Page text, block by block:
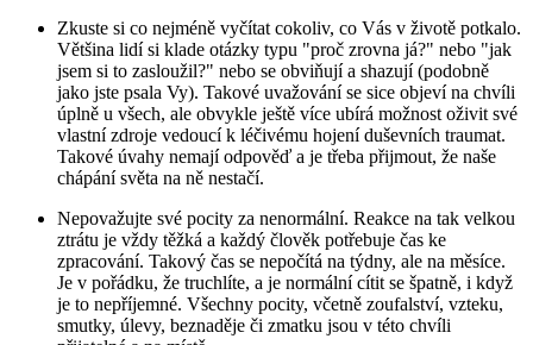
Zkuste si co nejméně vyčítat cokoliv, co Vás v životě potkalo.
Většina lidí si klade otázky typu "proč zrovna já?" nebo "jak
jsem si to zasloužil?" nebo se obviňují a shazují (podobně
jako jste psala Vy). Takové uvažování se sice objeví na chvíli
úplně u všech, ale obvykle ještě více ubírá možnost oživit své
vlastní zdroje vedoucí k léčivému hojení duševních traumat.
Takové úvahy nemají odpověď a je třeba přijmout, že naše
chápání světa na ně nestačí.
Nepovažujte své pocity za nenormální. Reakce na tak velkou
ztrátu je vždy těžká a každý člověk potřebuje čas ke
zpracování. Takový čas se nepočítá na týdny, ale na měsíce.
Je v pořádku, že truchlíte, a je normální cítit se špatně, i když
je to nepříjemné. Všechny pocity, včetně zoufalství, vzteku,
smutky, úlevy, beznaděje či zmatku jsou v této chvíli